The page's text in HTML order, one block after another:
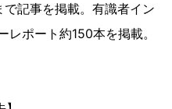
記事を掲載。有識者イン
ポート約150本を掲載。